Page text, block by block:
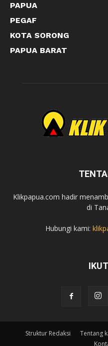
PAPUA
PEGAF
KOTA SORONG
PAPUA BARAT
Klikpapua.com hadir
di
Hubungi kami:
Struktur Redaksi Tentang